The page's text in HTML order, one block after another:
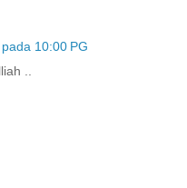
10:00 PG
..